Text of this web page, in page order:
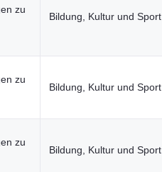
zu
Bildung, Kultur und Sport
zu
Bildung, Kultur und Sport
zu
Bildung, Kultur und Sport